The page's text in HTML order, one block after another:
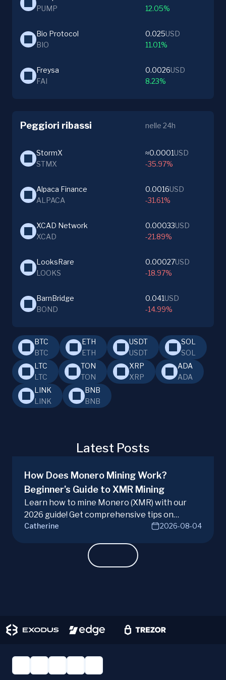
PUMP
12.05%
Bio Protocol
BIO
0.025USD
11.01%
Freysa
FAI
0.0026USD
8.23%
Peggiori ribassi nelle 24h
StormX
STMX
≈0.0001USD
-35.97%
Alpaca Finance
ALPACA
0.0016USD
-31.61%
XCAD Network
XCAD
0.00033USD
-21.89%
LooksRare
LOOKS
0.00027USD
-18.97%
BarnBridge
BOND
0.041USD
-14.99%
BTC
BTC
ETH
ETH
USDT
USDT
SOL
SOL
LTC
LTC
TON
TON
XRP
XRP
ADA
ADA
LINK
LINK
BNB
BNB
Latest Posts
How Does Monero Mining Work?
Beginner’s Guide to XMR Mining
Learn how to mine Monero (XMR) with our
2026 guide! Get comprehensive tips on
hardware, software, and techniques for
Catherine 2026-08-04